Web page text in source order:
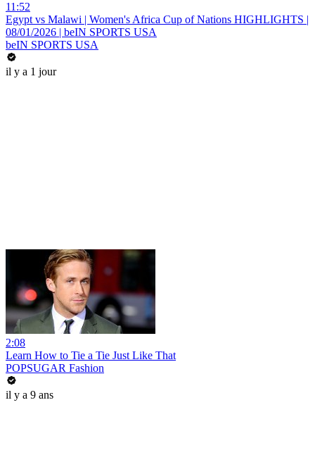
11:52
Egypt vs Malawi | Women's Africa Cup of Nations HIGHLIGHTS |
08/01/2026 | beIN SPORTS USA
beIN SPORTS USA
il y a 1 jour
2:08
Learn How to Tie a Tie Just Like That
POPSUGAR Fashion
il y a 9 ans